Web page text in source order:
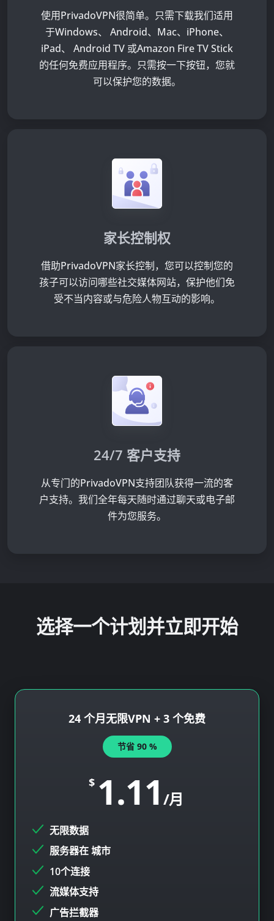
使用PrivadoVPN很简单。只需下载我们适用
于Windows、 Android、Mac、iPhone、
iPad、 Android TV 或Amazon Fire TV Stick
的任何免费应用程序。只需按一下按钮，您就
可以保护您的数据。
家长控制权
借助PrivadoVPN家长控制，您可以控制您的
孩子可以访问哪些社交媒体网站，保护他们免
受不当内容或与危险人物互动的影响。
24/7 客户支持
从专门的PrivadoVPN支持团队获得一流的客
户支持。我们全年每天随时通过聊天或电子邮
件为您服务。
选择一个计划并立即开始
24 个月无限VPN + 3 个免费
节省 90 %
$ 1.11 /月
无限数据
服务器在城市
10个连接
流媒体支持
广告拦截器